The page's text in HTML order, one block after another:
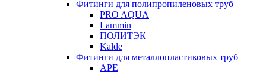
Фитинги для полипропиленовых труб
PRO AQUA
Lammin
ПОЛИТЭК
Kalde
Фитинги для металлопластиковых труб
APE